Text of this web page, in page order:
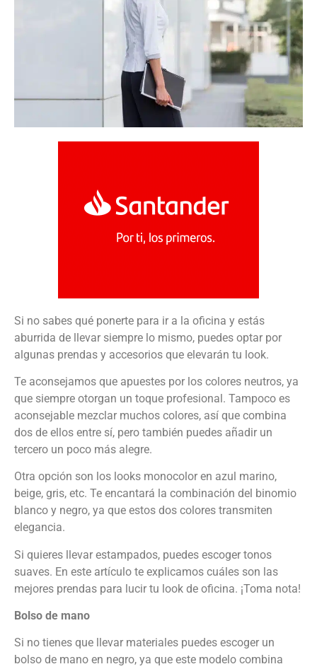
Si no sabes qué ponerte para ir a la oficina y estás
aburrida de llevar siempre lo mismo, puedes optar por
algunas prendas y accesorios que elevarán tu look.
Te aconsejamos que apuestes por los colores neutros, ya
que siempre otorgan un toque profesional. Tampoco es
aconsejable mezclar muchos colores, así que combina
dos de ellos entre sí, pero también puedes añadir un
tercero un poco más alegre.
Otra opción son los looks monocolor en azul marino,
beige, gris, etc. Te encantará la combinación del binomio
blanco y negro, ya que estos dos colores transmiten
elegancia.
Si quieres llevar estampados, puedes escoger tonos
suaves. En este artículo te explicamos cuáles son las
mejores prendas para lucir tu look de oficina. ¡Toma nota!
Bolso de mano
Si no tienes que llevar materiales puedes escoger un
bolso de mano en negro, ya que este modelo combina